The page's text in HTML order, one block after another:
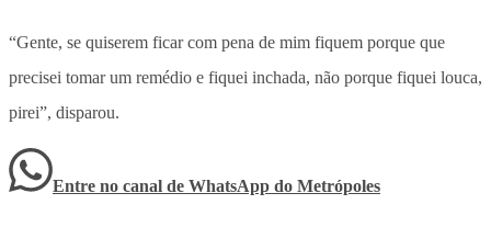
“Gente, se quiserem ficar com pena de mim fiquem porque que
precisei tomar um remédio e fiquei inchada, não porque fiquei louca,
pirei”, disparou.
Entre no canal de WhatsApp do Metrópoles